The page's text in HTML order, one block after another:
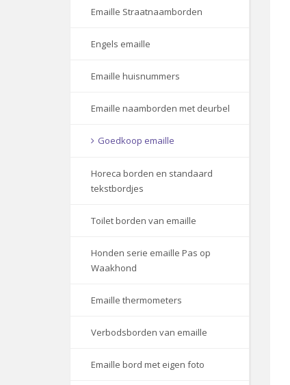
Emaille Straatnaamborden
Engels emaille
Emaille huisnummers
Emaille naamborden met deurbel
Goedkoop emaille
Horeca borden en standaard
tekstbordjes
Toilet borden van emaille
Honden serie emaille Pas op
Waakhond
Emaille thermometers
Verbodsborden van emaille
Emaille bord met eigen foto